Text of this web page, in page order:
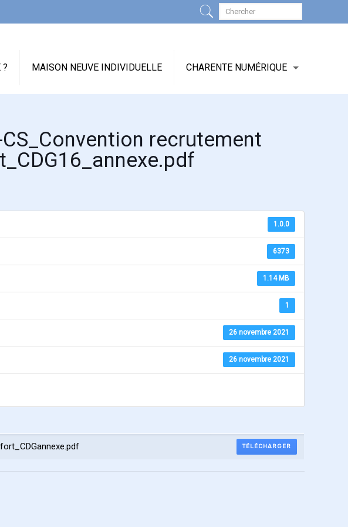
? MAISON NEUVE INDIVIDUELLE CHARENTE NUMÉRIQUE
recrutement
1.0.0
6373
1.14 MB
1
26 novembre 2021
26 novembre 2021
TÉLÉCHARGER